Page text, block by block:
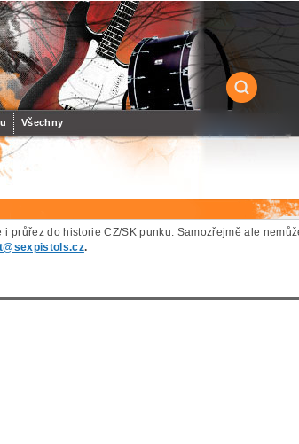
Všechny
průřez do historie CZ/SK punku. Samozřejmě ale
.